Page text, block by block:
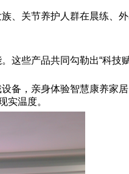
、关节养护人群在晨练、
这些产品共同勾勒出“科技
备，亲身体验智慧康养家
实温度。